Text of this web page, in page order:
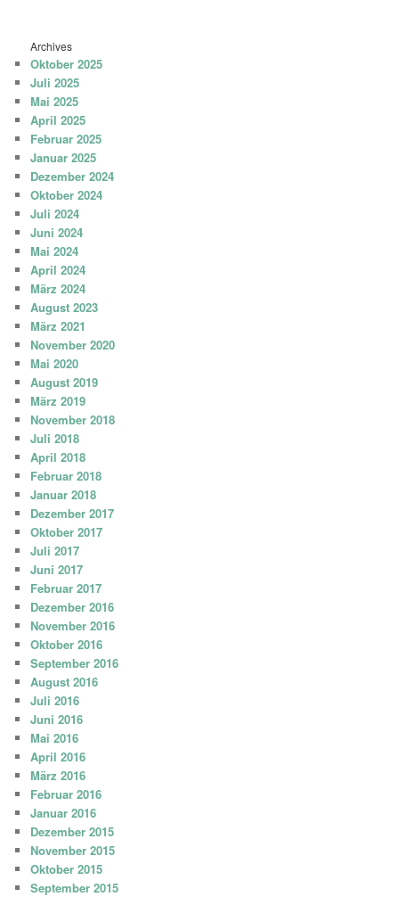
Archives
Oktober 2025
Juli 2025
Mai 2025
April 2025
Februar 2025
Januar 2025
Dezember 2024
Oktober 2024
Juli 2024
Juni 2024
Mai 2024
April 2024
März 2024
August 2023
März 2021
November 2020
Mai 2020
August 2019
März 2019
November 2018
Juli 2018
April 2018
Februar 2018
Januar 2018
Dezember 2017
Oktober 2017
Juli 2017
Juni 2017
Februar 2017
Dezember 2016
November 2016
Oktober 2016
September 2016
August 2016
Juli 2016
Juni 2016
Mai 2016
April 2016
März 2016
Februar 2016
Januar 2016
Dezember 2015
November 2015
Oktober 2015
September 2015